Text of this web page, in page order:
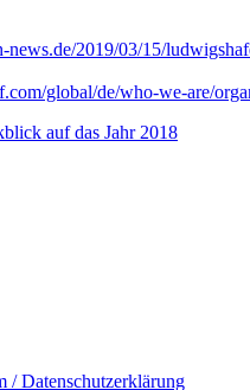
2019/03/15/
global/de/who-we-are/
auf das Jahr 2018
/ Datenschutzerklärung